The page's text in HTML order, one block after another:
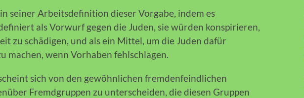
seiner Arbeitsdefinition dieser Vorgabe, indem es
als Vorwurf gegen die Juden, sie würden konspirieren,
zu schädigen, und als ein Mittel, um die Juden dafür
machen, wenn Vorhaben fehlschlagen.
sich von den gewöhnlichen fremdenfeindlichen
Fremdgruppen zu unterscheiden, die diesen Gruppen